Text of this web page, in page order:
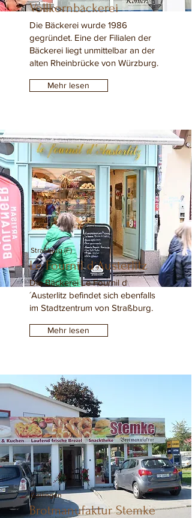
Vollkornbäckerei
Die Bäckerei wurde 1986
gegründet. Eine der Filialen der
Bäckerei liegt unmittelbar an der
alten Rheinbrücke von Würzburg.
Mehr lesen
Straßburg (F)
Le Fournil d´Austerlitz
Die Bäckerei Le Fournil d
´Austerlitz befindet sich ebenfalls
im Stadtzentrum von Straßburg.
Mehr lesen
Gailingen
Brotmanufaktur Stemke